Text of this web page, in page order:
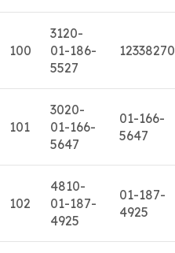
100
3120-
01-186-
5527
12338270
101
3020-
01-166-
5647
01-166-
5647
102
4810-
01-187-
4925
01-187-
4925